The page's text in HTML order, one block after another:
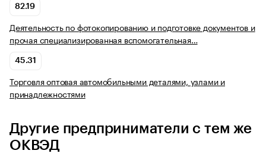
82.19
Деятельность по фотокопированию и подготовке документов и
прочая специализированная вспомогательная…
45.31
Торговля оптовая автомобильными деталями, узлами и
принадлежностями
Другие предприниматели с тем же
ОКВЭД